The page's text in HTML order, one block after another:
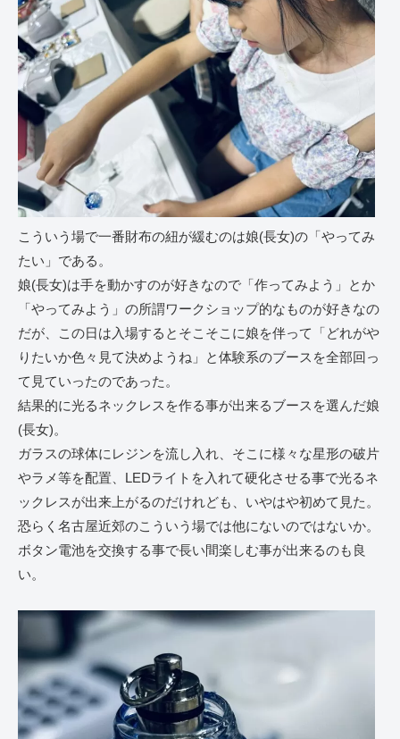
こういう場で一番財布の紐が緩むのは娘(長女)の「やってみ
たい」である。
娘(長女)は手を動かすのが好きなので「作ってみよう」とか
「やってみよう」の所謂ワークショップ的なものが好きなの
だが、この日は入場するとそこそこに娘を伴って「どれがや
りたいか色々見て決めようね」と体験系のブースを全部回っ
て見ていったのであった。
結果的に光るネックレスを作る事が出来るブースを選んだ娘
(長女)。
ガラスの球体にレジンを流し入れ、そこに様々な星形の破片
やラメ等を配置、LEDライトを入れて硬化させる事で光るネ
ックレスが出来上がるのだけれども、いやはや初めて見た。
恐らく名古屋近郊のこういう場では他にないのではないか。
ボタン電池を交換する事で長い間楽しむ事が出来るのも良
い。